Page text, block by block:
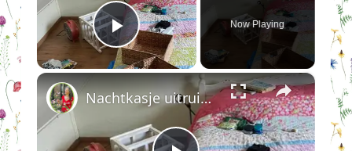
Play Video
Now Playing
×
Nachtkasje uitruimen en schoonmaken